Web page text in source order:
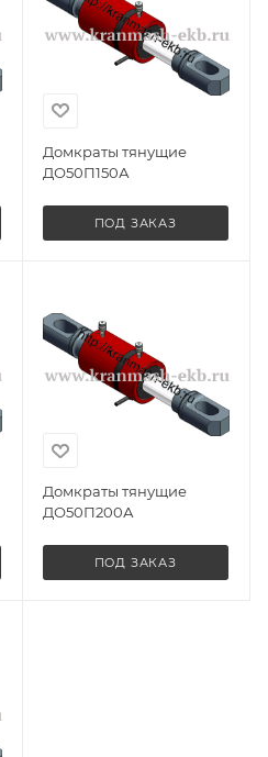
Домкраты тянущие
ДО50П150А
ПОД ЗАКАЗ
Домкраты тянущие
ДО50П200А
ПОД ЗАКАЗ